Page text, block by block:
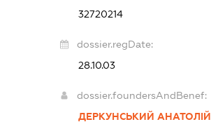
32720214
dossier.regDate:
28.10.03
dossier.foundersAndBenef:
ДЕРКУНСЬКИЙ АНАТОЛІЙ